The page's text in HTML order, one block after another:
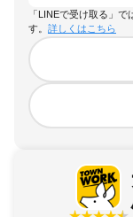
「LINEで受け取る」
す。 詳しくはこちら